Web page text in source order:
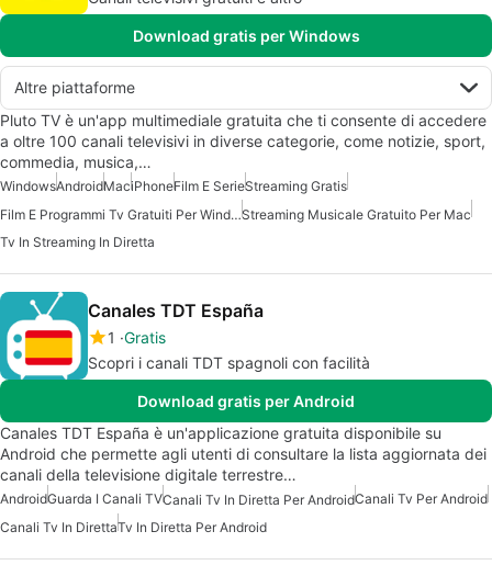
Download gratis per Windows
Altre piattaforme
Pluto TV è un'app multimediale gratuita che ti consente di accedere
a oltre 100 canali televisivi in diverse categorie, come notizie, sport,
commedia, musica,…
WindowsAndroidMaciPhoneFilm E SerieStreaming Gratis
Film E Programmi Tv Gratuiti Per WindowsStreaming Musicale Gratuito Per Mac
Tv In Streaming In Diretta
Canales TDT España
1 Gratis
Scopri i canali TDT spagnoli con facilità
Download gratis per Android
Canales TDT España è un'applicazione gratuita disponibile su
Android che permette agli utenti di consultare la lista aggiornata dei
canali della televisione digitale terrestre…
AndroidGuarda I Canali TVCanali Tv In Diretta Per AndroidCanali Tv Per Android
Canali Tv In DirettaTv In Diretta Per Android